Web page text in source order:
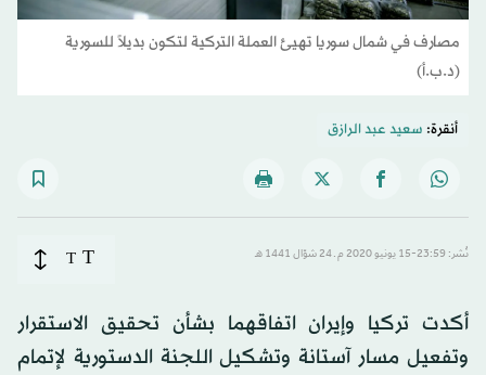
مصارف في شمال سوريا تهيئ العملة التركية لتكون بديلاً للسورية
(د.ب.أ)
أنقرة: سعيد عبد الرازق
نُشر: 23:59-15 يونيو 2020 م ـ 24 شوّال 1441 هـ T
T
أكدت تركيا وإيران اتفاقهما بشأن تحقيق الاستقرار
وتفعيل مسار آستانة وتشكيل اللجنة الدستورية لإتمام